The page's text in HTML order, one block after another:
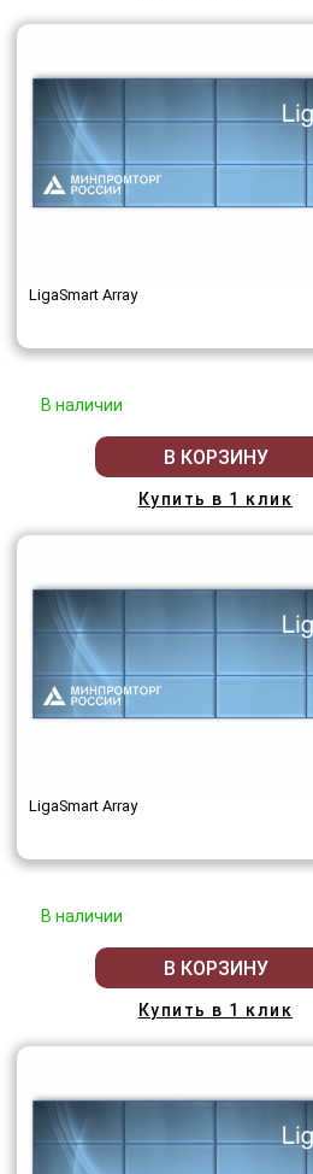
LigaSmart Array
В наличии
В КОРЗИНУ
Купить в 1 клик
LigaSmart Array
В наличии
В КОРЗИНУ
Купить в 1 клик